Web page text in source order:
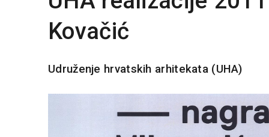
Kovačić
Udruženje hrvatskih arhitekata (UHA)